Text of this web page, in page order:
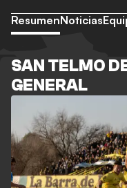
ResumenNoticias
SAN TELMO
GENERAL